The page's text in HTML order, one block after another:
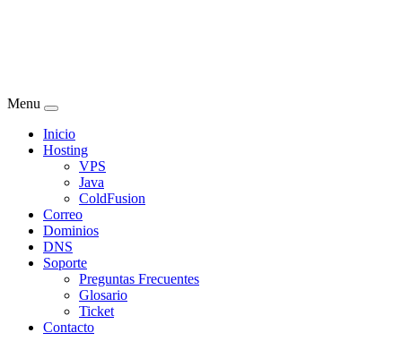
Menu
Inicio
Hosting
VPS
Java
ColdFusion
Correo
Dominios
DNS
Soporte
Preguntas Frecuentes
Glosario
Ticket
Contacto